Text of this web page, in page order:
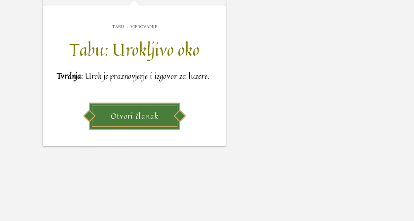
TABU . VJEROVANJE
Tabu: Urokljivo oko
Tvrdnja: Urok je praznovjerje i izgovor za luzere.
Otvori članak